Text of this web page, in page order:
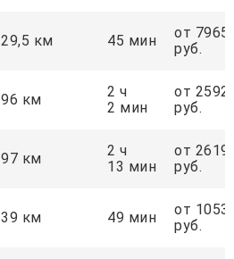
29,5 км 45 мин
от 7965
руб.
96 км
2 ч
2 мин
от 2592
руб.
97 км
2 ч
13 мин
от 2619
руб.
39 км 49 мин
от 1053
руб.